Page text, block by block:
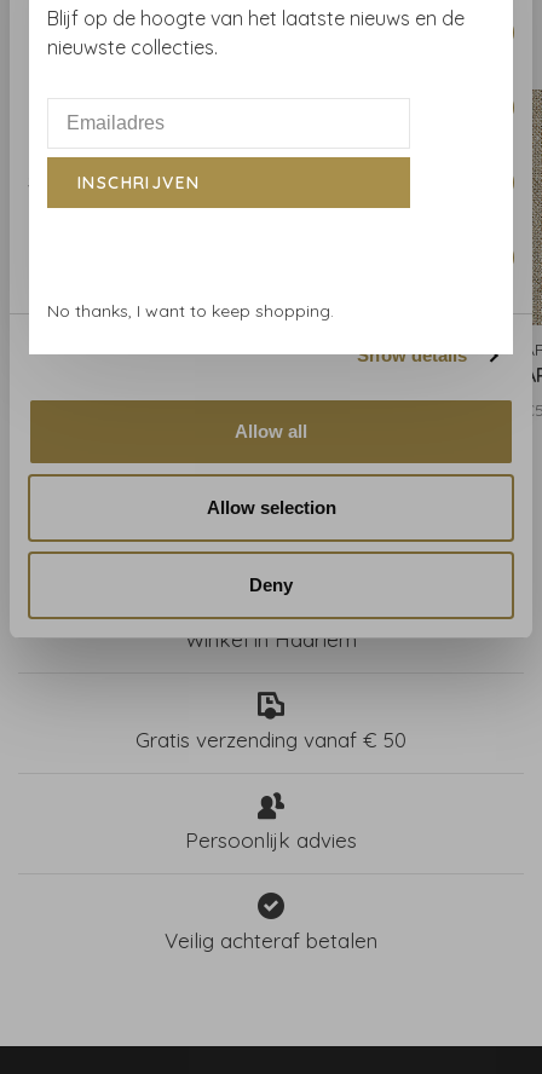
Consent
Selection
Necessary
Statistics
Show details
Allow all
Allow selection
Deny
Gerelateerde producten
ARTE ARTE
Winkel in Haarlem
Gratis verzending vanaf € 50
Persoonlijk advies
Veilig achteraf betalen
Blijf op de hoogte van het laatste nieuws en de
nieuwste collecties.
INSCHRIJVEN
No thanks, I want to keep shopping.